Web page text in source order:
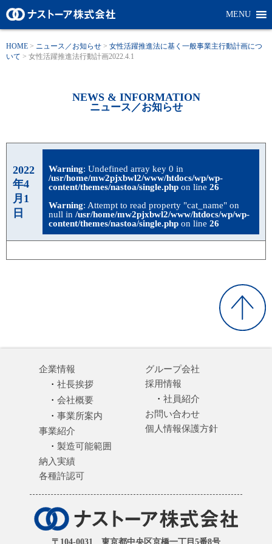
MENU
HOME > ニュース／お知らせ > 女性活躍推進法に基く一般事業主行動計画につ
いて > 女性活躍推進法行動計画2022.4.1
NEWS & INFORMATION
ニュース／お知らせ
2022
年4
月1
日
Warning: Undefined array key 0 in
/usr/home/mw2pjxbwl2/www/htdocs/wp/wp-
content/themes/nastoa/single.php on line26
Warning: Attempt to read property "cat_name" on
null in/usr/home/mw2pjxbwl2/www/htdocs/wp/wp-
content/themes/nastoa/single.php on line26
〒104-0031 東京都中央区京橋一丁目5番8号
企業情報
社長挨拶
会社概要
事業所案内
事業紹介
製造可能範囲
納入実績
各種許認可
グループ会社
採用情報
社員紹介
お問い合わせ
個人情報保護方針